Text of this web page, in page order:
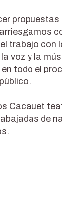
propuestas
trabajo con
voz y la
todo el
Cacauet
de